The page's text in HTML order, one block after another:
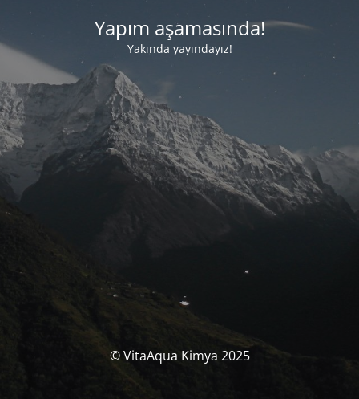
Yapım aşamasında!
Yakında yayındayız!
© VitaAqua Kimya 2025